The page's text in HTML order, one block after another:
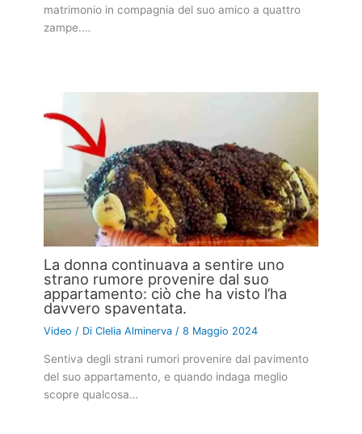
matrimonio in compagnia del suo amico a quattro
zampe.…
La donna continuava a sentire uno
strano rumore provenire dal suo
appartamento: ciò che ha visto l’ha
davvero spaventata.
Video / DiClelia Alminerva /8 Maggio 2024
Sentiva degli strani rumori provenire dal pavimento
del suo appartamento, e quando indaga meglio
scopre qualcosa…